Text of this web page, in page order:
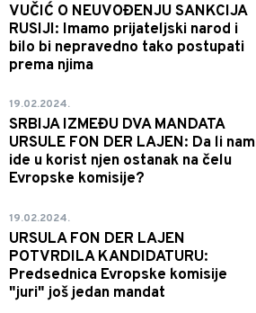
VUČIĆ O NEUVOĐENJU SANKCIJA
RUSIJI: Imamo prijateljski narod i
bilo bi nepravedno tako postupati
prema njima
19.02.2024.
SRBIJA IZMEĐU DVA MANDATA
URSULE FON DER LAJEN: Da li nam
ide u korist njen ostanak na čelu
Evropske komisije?
19.02.2024.
URSULA FON DER LAJEN
POTVRDILA KANDIDATURU:
Predsednica Evropske komisije
"juri" još jedan mandat